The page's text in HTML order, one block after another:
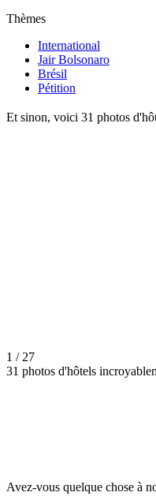
Thèmes
International
Jair Bolsonaro
Brésil
Pétition
Et sinon, voici 31 photos
1 / 27
31 photos d'hôtels
Avez-vous quelque chose à